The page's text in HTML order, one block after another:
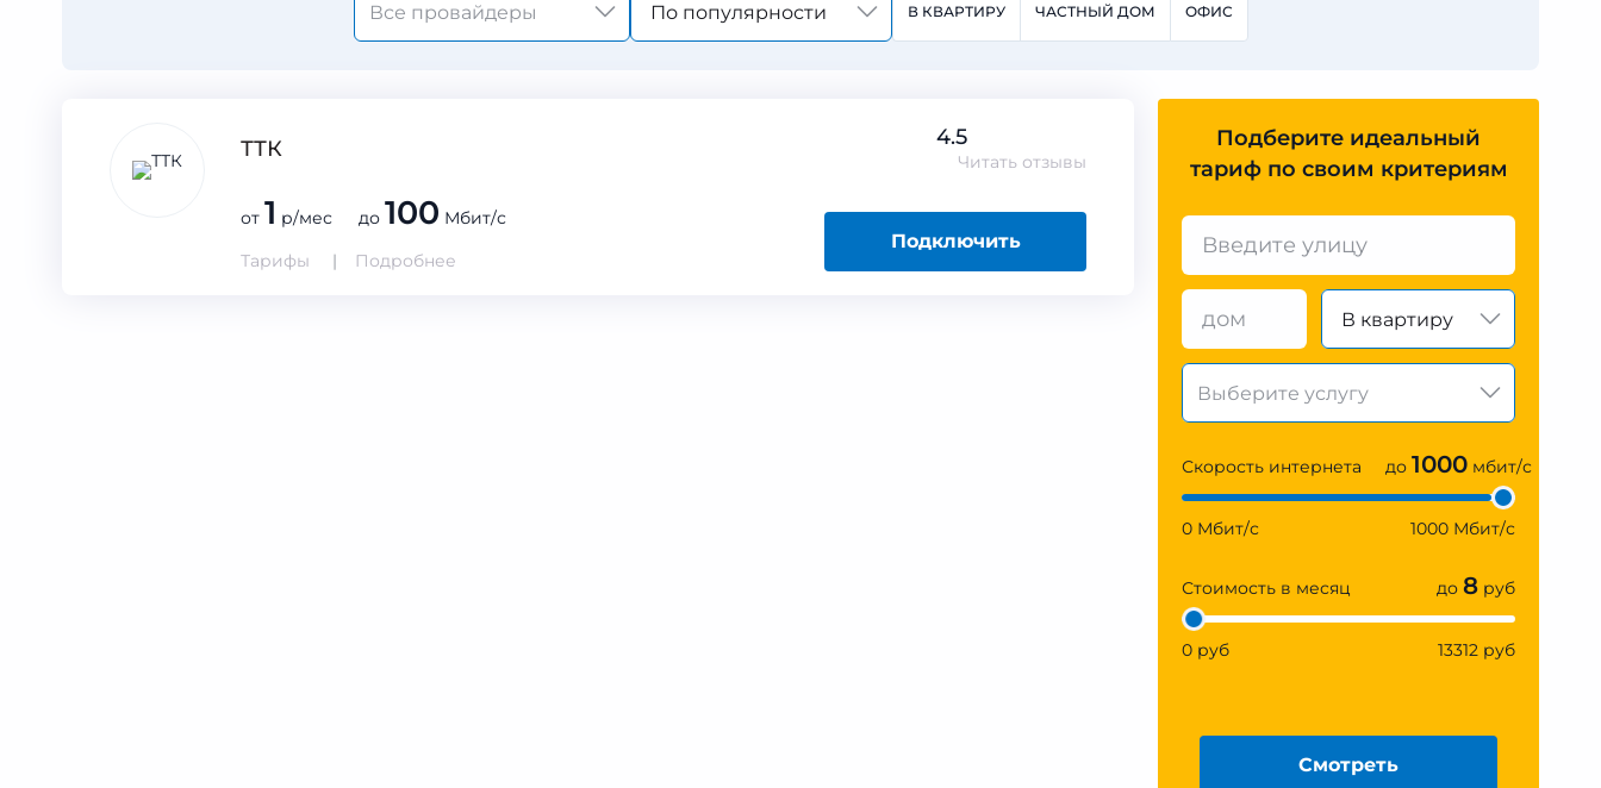
По популярности В КВАРТИРУ ЧАСТНЫЙ ДОМ ОФИС
ТТК 4.5
Читать отзывы
от 1 р/мес до 100 Мбит/с
Тарифы
Подробнее
Подключить
Подберите идеальный
тариф по своим критериям
В квартиру
Скорость интернета до 1000 мбит/с
0 Мбит/с 1000 Мбит/с
Стоимость в месяц до 8 руб
0 руб 13312 руб
Смотреть